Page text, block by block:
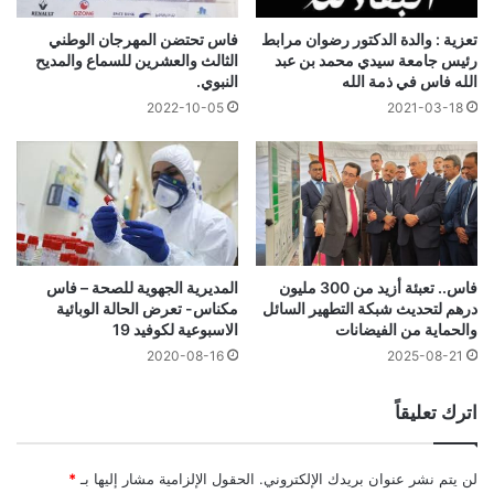
تعزية : والدة الدكتور رضوان مرابط
رئيس جامعة سيدي محمد بن عبد
الله فاس في ذمة الله
2021-03-18
فاس تحتضن المهرجان الوطني
الثالث والعشرين للسماع والمديح
النبوي.
2022-10-05
فاس.. تعبئة أزيد من 300 مليون
درهم لتحديث شبكة التطهير السائل
والحماية من الفيضانات
2025-08-21
المديرية الجهوية للصحة – فاس
مكناس- تعرض الحالة الوبائية
الاسبوعية لكوفيد 19
2020-08-16
اترك تعليقاً
لن يتم نشر عنوان بريدك الإلكتروني. الحقول الإلزامية مشار إليها بـ *